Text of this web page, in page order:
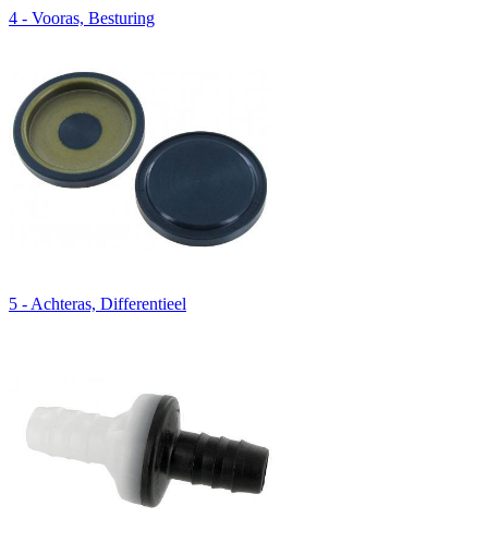
4 - Vooras, Besturing
5 - Achteras, Differentieel